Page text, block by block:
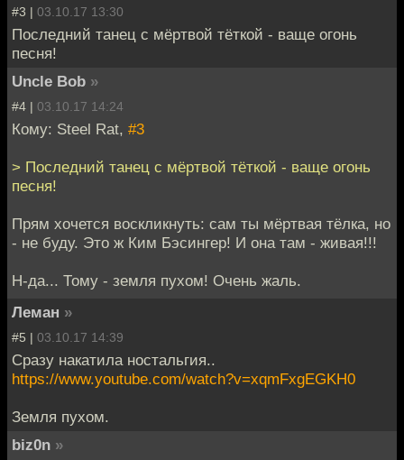
#3 | 03.10.17 13:30
Последний танец с мёртвой тёткой - ваще огонь
песня!
Uncle Bob »
#4 | 03.10.17 14:24
Кому: Steel Rat, #3
> Последний танец с мёртвой тёткой - ваще огонь
песня!
Прям хочется воскликнуть: сам ты мёртвая тёлка, но
- не буду. Это ж Ким Бэсингер! И она там - живая!!!
Н-да... Тому - земля пухом! Очень жаль.
Леман »
#5 | 03.10.17 14:39
Сразу накатила ностальгия..
https://www.youtube.com/watch?v=xqmFxgEGKH0
Земля пухом.
biz0n »